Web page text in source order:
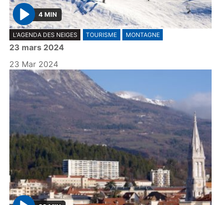
P
l
a
y
4 MIN
L'AGENDA DES NEIGES TOURISME MONTAGNE
23 mars 2024
23 Mar 2024